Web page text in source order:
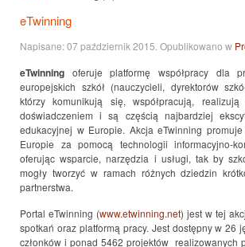
eTwinning
Napisane:07 październik 2015 . Opublikowano w
eTwinning oferuje platformę współpracy dla
europejskich szkół (nauczycieli, dyrektorów
którzy komunikują się, współpracują,
doświadczeniem i są częścią najbardziej
edukacyjnej w Europie. Akcja eTwinning promuje
Europie za pomocą technologii informacyjno-
oferując wsparcie, narzędzia i usługi, tak by
mogły tworzyć w ramach różnych dziedzin
partnerstwa.
Portal eTwinning (www.etwinning.net) jest w tej
spotkań oraz platformą pracy. Jest dostępny w 26
członków i ponad 5462 projektów realizowanych